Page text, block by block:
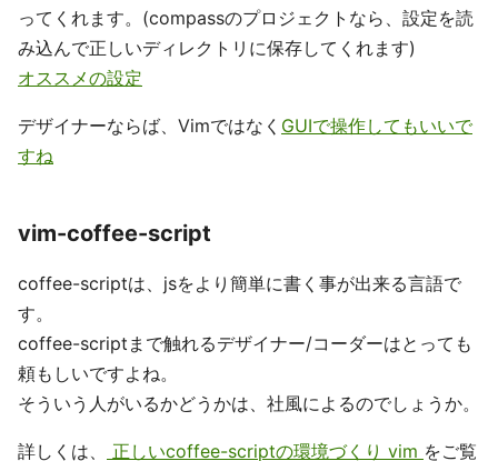
ってくれます。(compassのプロジェクトなら、設定を読
み込んで正しいディレクトリに保存してくれます)
オススメの設定
デザイナーならば、Vimではなく GUIで操作してもいいで
すね
vim-coffee-script
coffee-scriptは、jsをより簡単に書く事が出来る言語で
す。
coffee-scriptまで触れるデザイナー/コーダーはとっても
頼もしいですよね。
そういう人がいるかどうかは、社風によるのでしょうか。
詳しくは、 正しいcoffee-scriptの環境づくり vim をご覧